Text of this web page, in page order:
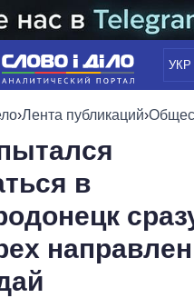
УКР
НОВОСТИ
ПОЛИТИКА
ОБЩЕСТВО
МИР
ОБЕЩАНИЯ
ПОЛИТИКИ
И ОФИС
РАДА
ИНФОГРАФИКА
›Лента публикаций›
в